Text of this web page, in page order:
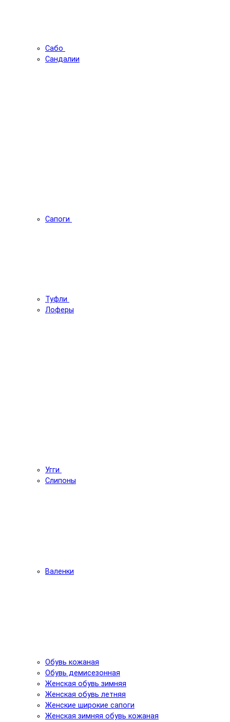
Сабо
Сандалии
Сапоги
Туфли
Лоферы
Угги
Слипоны
Валенки
Обувь кожаная
Обувь демисезонная
Женская обувь зимняя
Женская обувь летняя
Женские широкие сапоги
Женская зимняя обувь кожаная